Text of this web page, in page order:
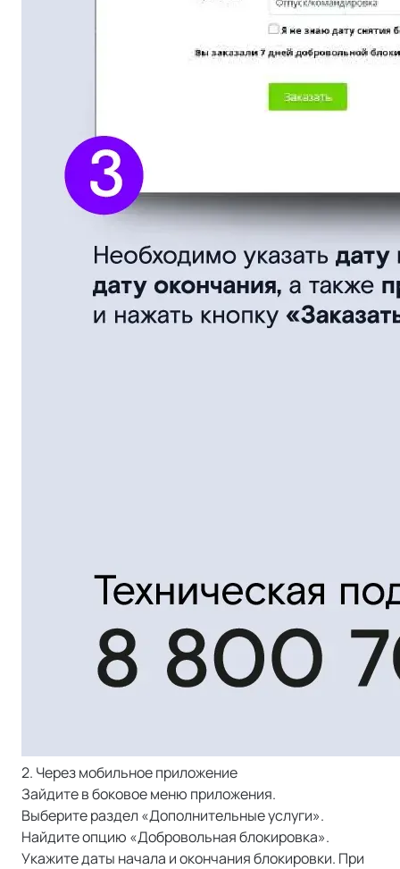
2. Через мобильное приложение
Зайдите в боковое меню приложения.
Выберите раздел «Дополнительные услуги».
Найдите опцию «Добровольная блокировка».
Укажите даты начала и окончания блокировки. При